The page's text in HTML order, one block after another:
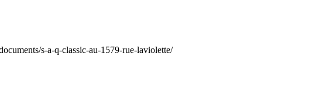
s-a-q-classic-au-1579-rue-laviolette/